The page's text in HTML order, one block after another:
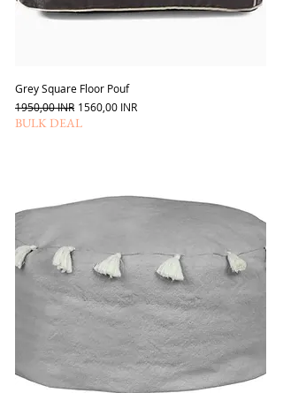
Grey Square Floor Pouf
Szokásos ár
1950,00 INR Akciós ár
1560,00 INR
BULK DEAL